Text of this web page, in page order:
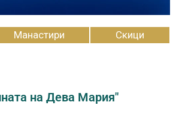
Манастири Скици
на Дева Мария"